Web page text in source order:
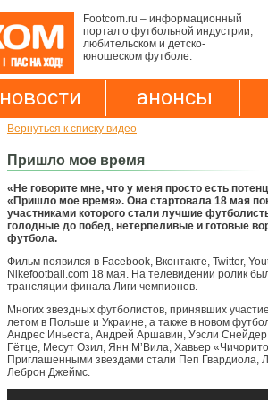
Footcom.ru – информационный
портал о футбольной индустрии,
любительском и детско-
юношеском футболе.
новости анонсы
Вернуться к списку видео
Пришло мое время
«Не говорите мне, что у меня просто есть
«Пришло мое время». Она стартовала 18 мая
участниками которого стали лучшие
голодные до побед, нетерпеливые и готовые
футбола.
Фильм появился в Facebook, Вконтакте, Twitter,
Nikefootball.com 18 мая. На телевидении ролик
трансляции финала Лиги чемпионов.
Многих звездных футболистов, принявших
летом в Польше и Украине, а также в новом
Андрес Иньеста, Андрей Аршавин, Уэсли
Гётце, Месут Озил, Янн М’Вила, Хавьер
Приглашенными звездами стали Пеп Гвардиола,
Леброн Джеймс.